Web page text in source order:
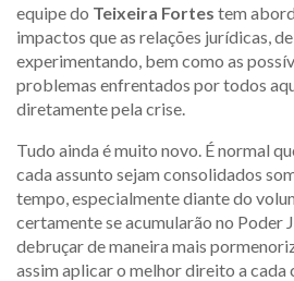
equipe do Teixeira Fortes tem
impactos que as relações jurídicas,
experimentando, bem como as
problemas enfrentados por todos
diretamente pela crise.
Tudo ainda é muito novo. É normal
cada assunto sejam consolidados
tempo, especialmente diante do
certamente se acumularão no Poder
debruçar de maneira mais
assim aplicar o melhor direito a cada